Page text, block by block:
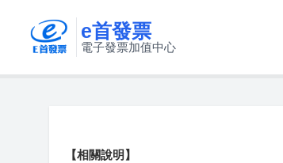
e首發票
電子發票加值中心
【相關說明】